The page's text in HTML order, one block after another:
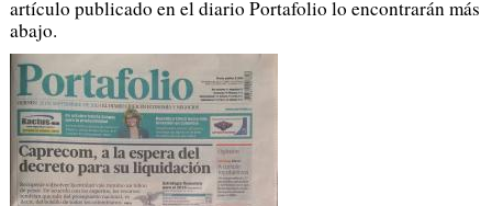
artículo publicado en el diario Portafolio lo encontrarán más
abajo.